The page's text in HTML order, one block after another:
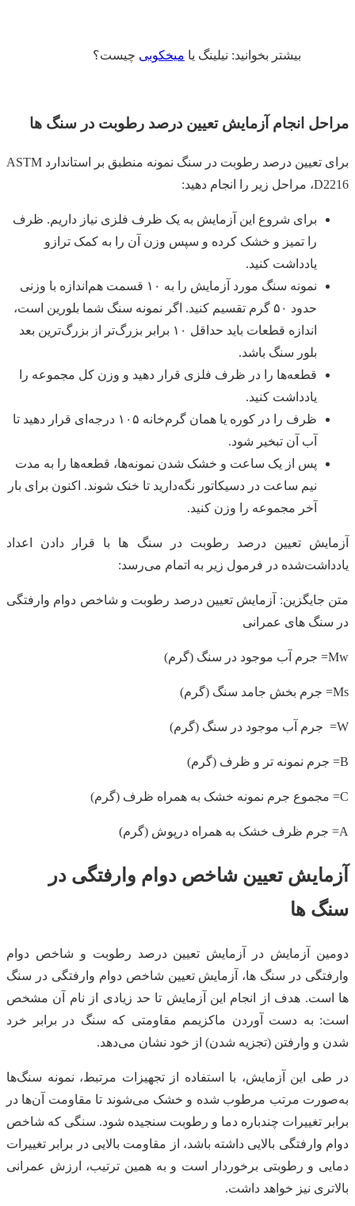
بیشتر بخوانید: نیلینگ یا میخکوبی چیست؟
مراحل انجام آزمایش تعیین درصد رطوبت در سنگ ها
برای تعیین درصد رطوبت در سنگ نمونه منطبق بر استاندارد ASTM
D2216، مراحل زیر را انجام دهید:
برای شروع این آزمایش به یک ظرف فلزی نیاز داریم. ظرف
را تمیز و خشک کرده و سپس وزن آن را به کمک ترازو
یادداشت کنید.
نمونه سنگ مورد آزمایش را به ۱۰ قسمت هم‌اندازه با وزنی
حدود ۵۰ گرم تقسیم کنید. اگر نمونه سنگ شما بلورین است،
اندازه قطعات باید حداقل ۱۰ برابر بزرگ‌تر از بزرگ‌ترین بعد
بلور سنگ باشد.
قطعه‌ها را در ظرف فلزی قرار دهید و وزن کل مجموعه را
یادداشت کنید.
ظرف را در کوره یا همان گرم‌خانه ۱۰۵ درجه‌ای قرار دهید تا
آب آن تبخیر شود.
پس از یک ساعت و خشک شدن نمونه‌ها، قطعه‌ها را به مدت
نیم ساعت در دسیکاتور نگه‌دارید تا خنک شوند. اکنون برای بار
آخر مجموعه را وزن کنید.
آزمایش تعیین درصد رطوبت در سنگ ها با قرار دادن اعداد
یادداشت‌شده در فرمول زیر به اتمام می‌رسد:
متن جایگزین: آزمایش تعیین درصد رطوبت و شاخص دوام وارفتگی
در سنگ های عمرانی
Mw= جرم آب موجود در سنگ (گرم)
Ms= جرم بخش جامد سنگ (گرم)
W= جرم آب موجود در سنگ (گرم)
B= جرم نمونه تر و ظرف (گرم)
C= مجموع جرم نمونه خشک به همراه ظرف (گرم)
A= جرم ظرف خشک به همراه درپوش (گرم)
آزمايش تعيين شاخص دوام وارفتگی در
سنگ ها
دومین آزمایش در آزمایش تعیین درصد رطوبت و شاخص دوام
وارفتگی در سنگ ها، آزمایش تعیین شاخص دوام وارفتگی در سنگ
ها است. هدف از انجام این آزمایش تا حد زیادی از نام آن مشخص
است: به دست آوردن ماکزیمم مقاومتی که سنگ در برابر خرد
شدن و وارفتن (تجزیه شدن) از خود نشان می‌دهد.
در طی این آزمایش، با استفاده از تجهیزات مرتبط، نمونه سنگ‌ها
به‌صورت مرتب مرطوب شده و خشک می‌شوند تا مقاومت آن‌ها در
برابر تغییرات چندباره دما و رطوبت سنجیده شود. سنگی که شاخص
دوام وارفتگی بالایی داشته باشد، از مقاومت بالایی در برابر تغییرات
دمایی و رطوبتی برخوردار است و به همین ترتیب، ارزش عمرانی
بالاتری نیز خواهد داشت.